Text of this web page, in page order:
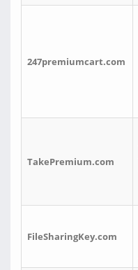
247premiumcart.com
TakePremium.com
FileSharingKey.com